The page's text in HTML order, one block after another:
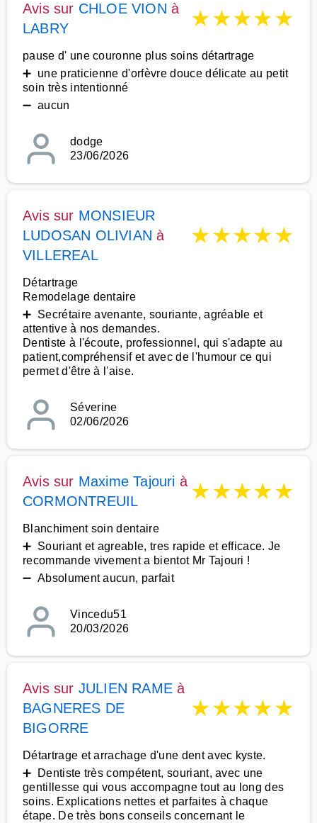
Avis sur CHLOE VION à
LABRY
★★★★★
pause d' une couronne plus soins détartrage
➕ une praticienne d'orfèvre douce délicate au petit
soin très intentionné
➖ aucun
dodge
23/06/2026
Avis sur MONSIEUR
LUDOSAN OLIVIAN à
VILLEREAL
★★★★★
Détartrage
Remodelage dentaire
➕ Secrétaire avenante, souriante, agréable et
attentive à nos demandes.
Dentiste à l'écoute, professionnel, qui s'adapte au
patient,compréhensif et avec de l'humour ce qui
permet d'être à l'aise.
Séverine
02/06/2026
Avis sur Maxime Tajouri à
CORMONTREUIL
★★★★★
Blanchiment soin dentaire
➕ Souriant et agreable, tres rapide et efficace. Je
recommande vivement a bientot Mr Tajouri !
➖ Absolument aucun, parfait
Vincedu51
20/03/2026
Avis sur JULIEN RAME à
BAGNERES DE
BIGORRE
★★★★★
Détartrage et arrachage d'une dent avec kyste.
➕ Dentiste très compétent, souriant, avec une
gentillesse qui vous accompagne tout au long des
soins. Explications nettes et parfaites à chaque
étape. De très bons conseils concernant le